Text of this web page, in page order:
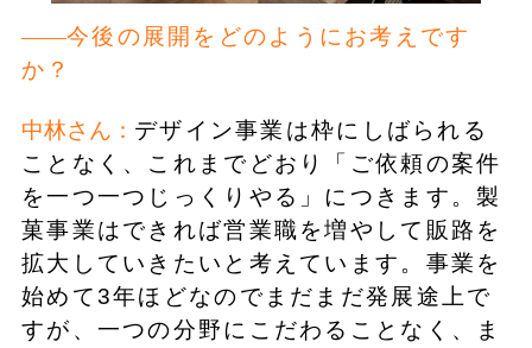
今後の展開をどのようにお考えです
か？
中林さん： デザイン事業は枠にしばられる
ことなく、これまでどおり「ご依頼の案件
を一つ一つじっくりやる」につきます。製
菓事業はできれば営業職を増やして販路を
拡大していきたいと考えています。事業を
始めて3年ほどなのでまだまだ発展途上で
すが、一つの分野にこだわることなく、ま